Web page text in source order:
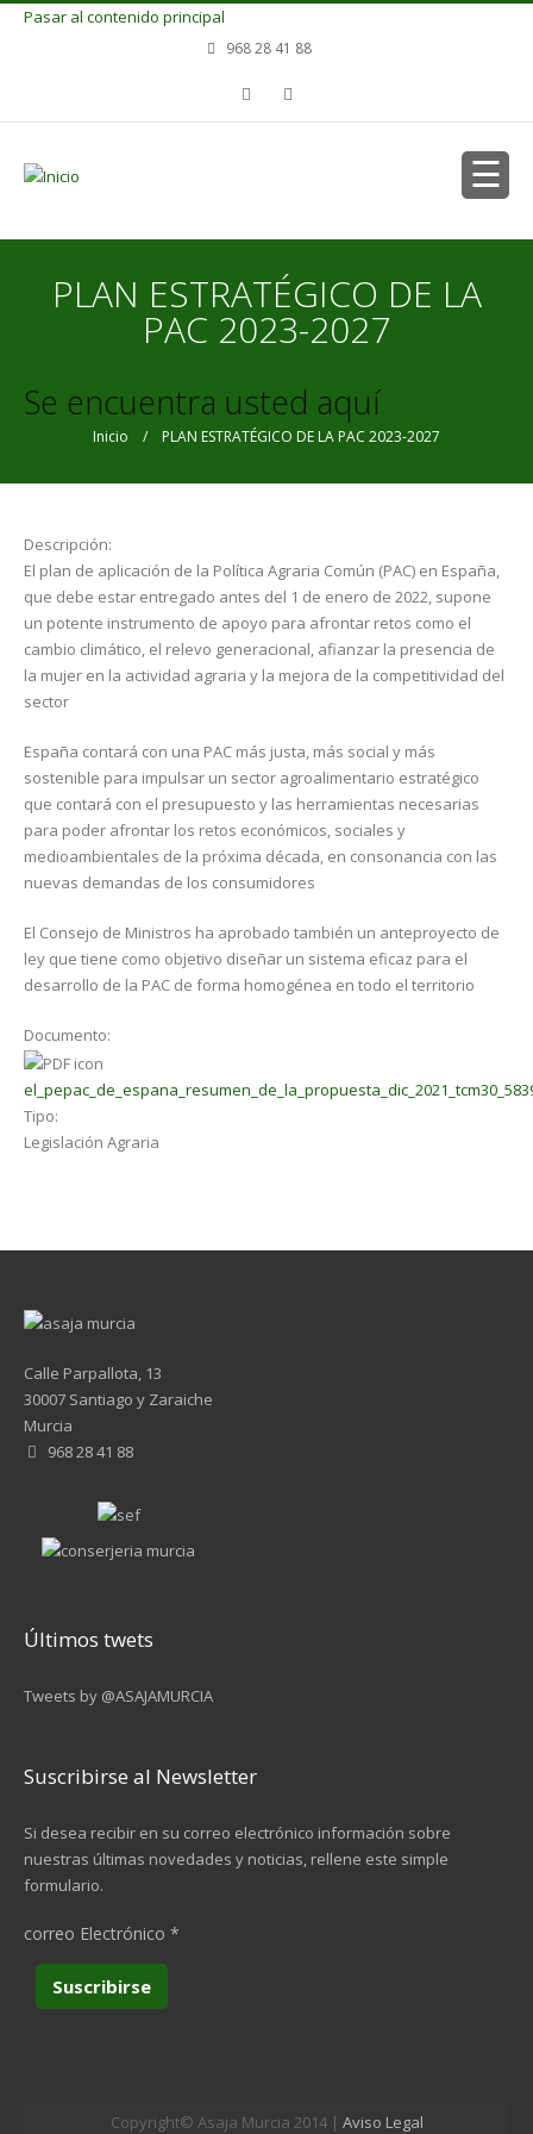
Pasar al contenido principal
968 28 41 88
PLAN ESTRATÉGICO DE LA
PAC 2023-2027
Se encuentra usted aquí
Inicio / PLAN ESTRATÉGICO DE LA PAC 2023-2027
Descripción:
El plan de aplicación de la Política Agraria Común (PAC) en España,
que debe estar entregado antes del 1 de enero de 2022, supone
un potente instrumento de apoyo para afrontar retos como el
cambio climático, el relevo generacional, afianzar la presencia de
la mujer en la actividad agraria y la mejora de la competitividad del
sector
España contará con una PAC más justa, más social y más
sostenible para impulsar un sector agroalimentario estratégico
que contará con el presupuesto y las herramientas necesarias
para poder afrontar los retos económicos, sociales y
medioambientales de la próxima década, en consonancia con las
nuevas demandas de los consumidores
El Consejo de Ministros ha aprobado también un anteproyecto de
ley que tiene como objetivo diseñar un sistema eficaz para el
desarrollo de la PAC de forma homogénea en todo el territorio
Documento:
Tipo:
Legislación Agraria
Calle Parpallota, 13
30007 Santiago y Zaraiche
Murcia
968 28 41 88
Últimos twets
Tweets by @ASAJAMURCIA
Suscribirse al Newsletter
Si desea recibir en su correo electrónico información sobre
nuestras últimas novedades y noticias, rellene este simple
formulario.
correo Electrónico *
Copyright© Asaja Murcia 2014 | Aviso Legal